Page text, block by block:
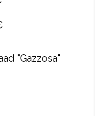
"Gazzosa"